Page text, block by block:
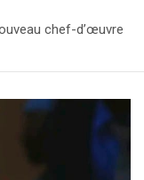
chef-d’œuvre